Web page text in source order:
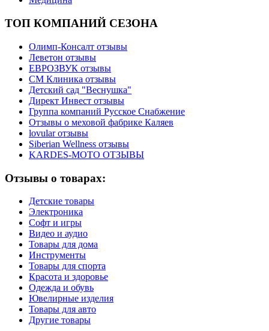
ТОП КОМПАНИЙ СЕЗОНА
Олимп-Консалт отзывы
Леветон отзывы
ЕВРОЗВУК отзывы
СМ Клиника отзывы
Детский сад "Веснушка"
Директ Инвест отзывы
Группа компаний Русское Снабжение
Отзывы о меховой фабрике Каляев
lovular отзывы
Siberian Wellness отзывы
KARDES-MOTO ОТЗЫВЫ
Отзывы о товарах:
Детские товары
Электроника
Софт и игры
Видео и аудио
Товары для дома
Инструменты
Товары для спорта
Красота и здоровье
Одежда и обувь
Ювелирные изделия
Товары для авто
Другие товары